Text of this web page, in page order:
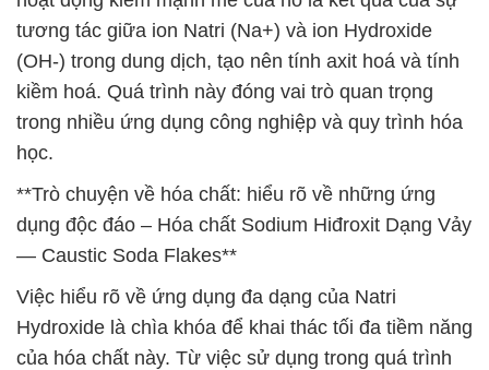
tương tác giữa ion Natri (Na+) và ion Hydroxide
(OH-) trong dung dịch, tạo nên tính axit hoá và tính
kiềm hoá. Quá trình này đóng vai trò quan trọng
trong nhiều ứng dụng công nghiệp và quy trình hóa
học.
**Trò chuyện về hóa chất: hiểu rõ về những ứng
dụng độc đáo – Hóa chất Sodium Hiđroxit Dạng Vảy
— Caustic Soda Flakes**
Việc hiểu rõ về ứng dụng đa dạng của Natri
Hydroxide là chìa khóa để khai thác tối đa tiềm năng
của hóa chất này. Từ việc sử dụng trong quá trình